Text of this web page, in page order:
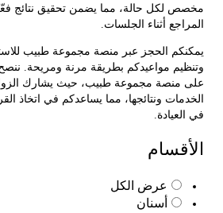
لكل حالة، مما يضمن تحقيق نتائج فعّالة
أثناء الجلسات.
الحجز عبر منصة مجموعة طبيبللاستفادة
مواعيدكم بطريقة مرنة ومريحة. ننصح
منصة مجموعة طبيب، حيث يشارك الزوار
ونتائجها، مما يساعدكم في اتخاذ القرار
عرض الكل
أسنان